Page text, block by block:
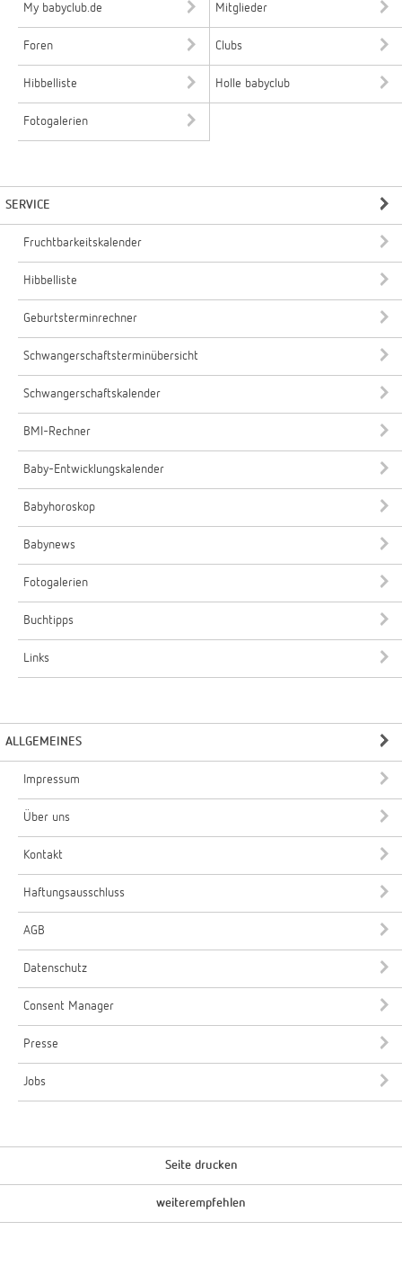
My babyclub.de Mitglieder
Foren Clubs
Hibbelliste Holle babyclub
Fotogalerien
SERVICE
Fruchtbarkeitskalender
Hibbelliste
Geburtsterminrechner
Schwangerschaftsterminübersicht
Schwangerschaftskalender
BMI-Rechner
Baby-Entwicklungskalender
Babyhoroskop
Babynews
Fotogalerien
Buchtipps
Links
ALLGEMEINES
Impressum
Über uns
Kontakt
Haftungsausschluss
AGB
Datenschutz
Consent Manager
Presse
Jobs
Seite drucken
weiterempfehlen